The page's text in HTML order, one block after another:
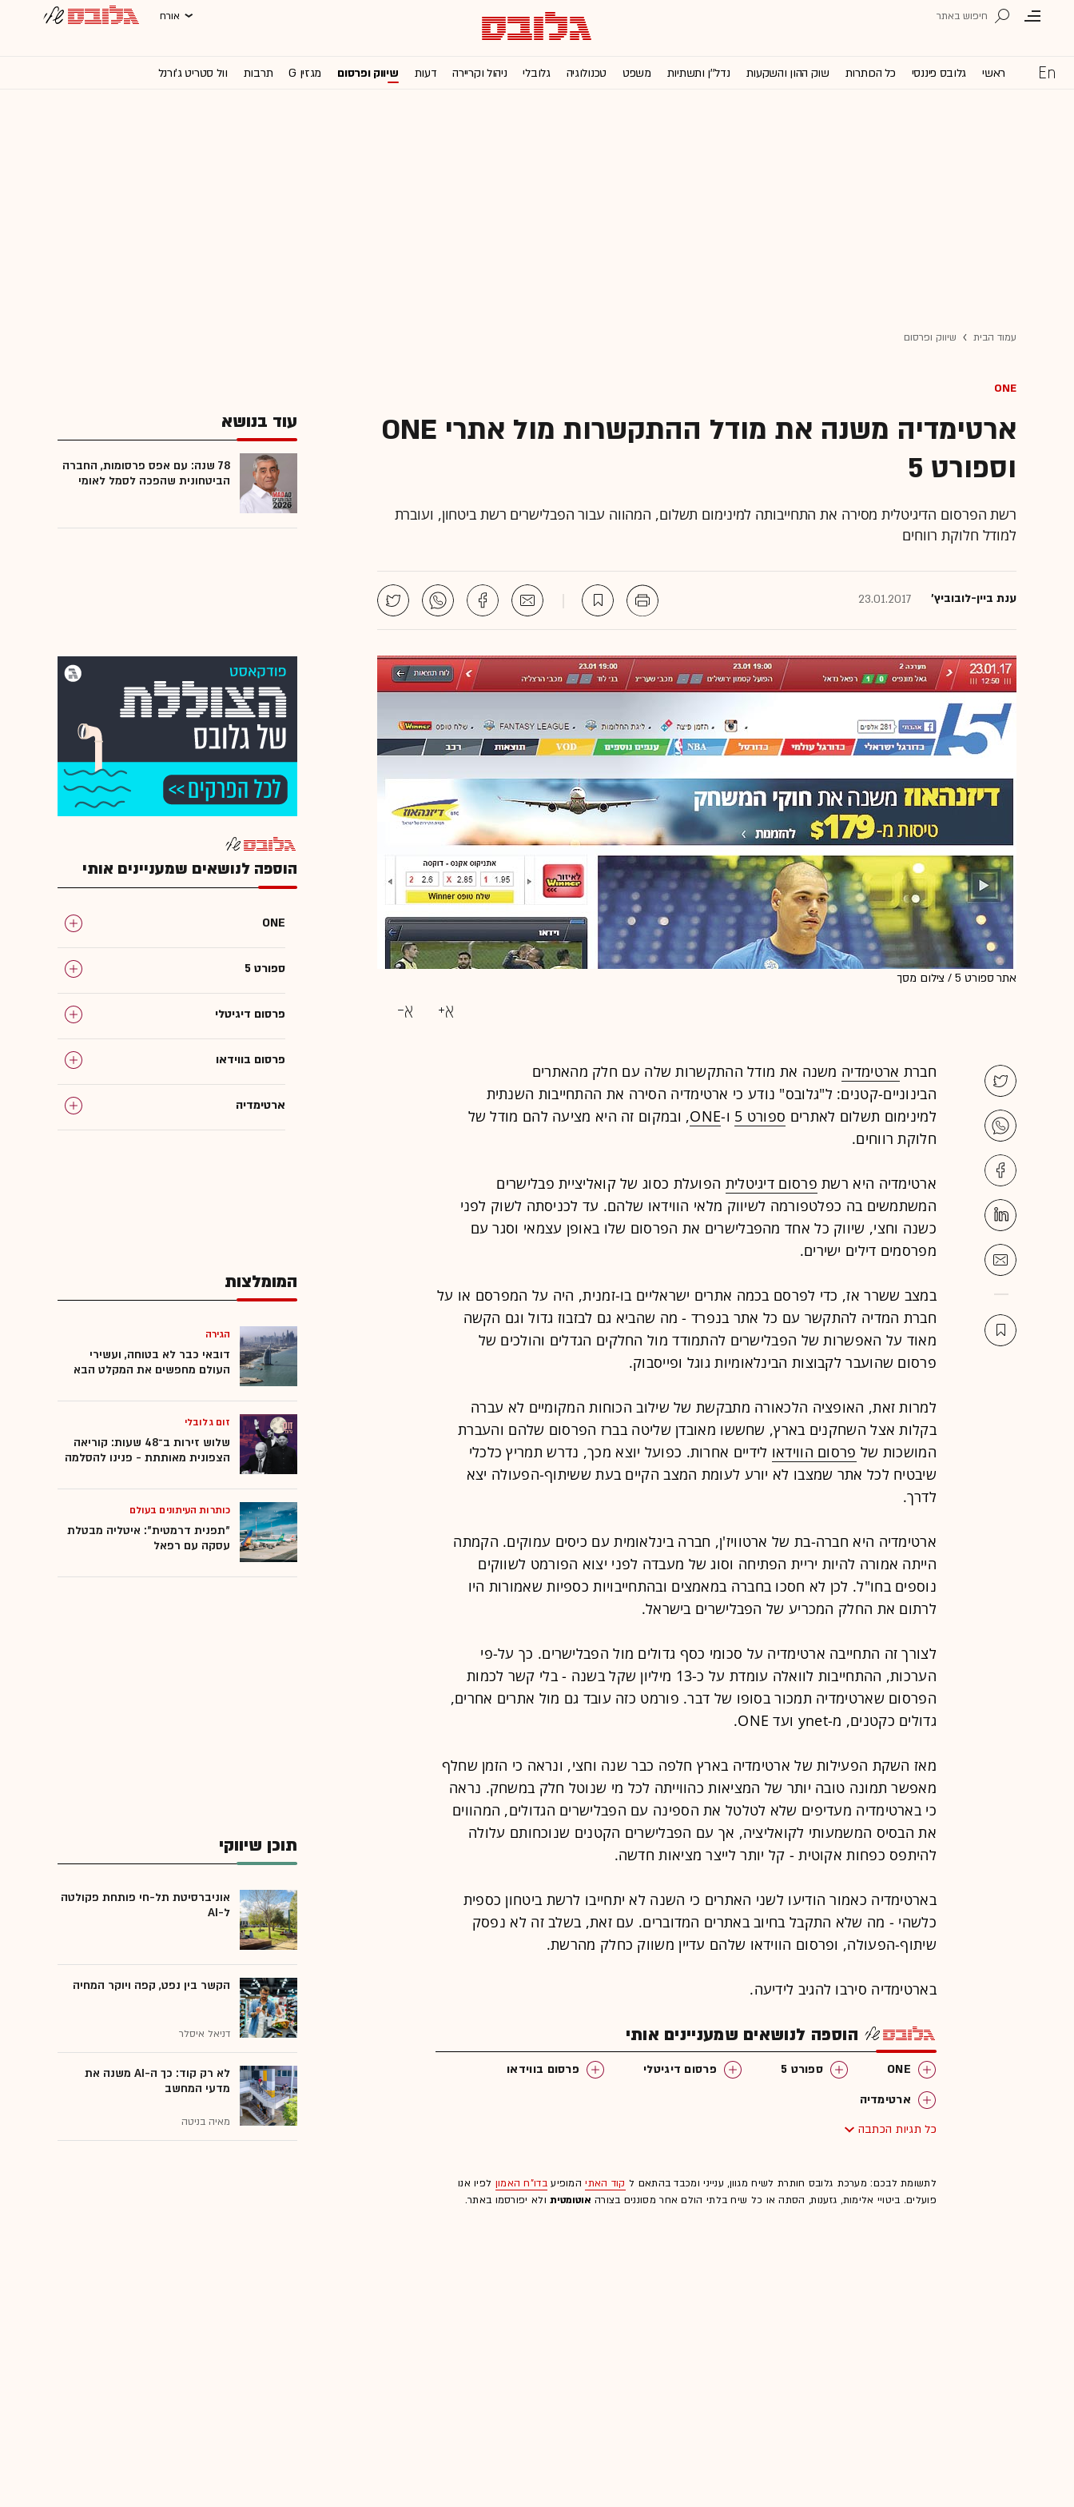
אורח
ראשי גלובס פיננסי כל הכותרות שוק ההון והשקעות נדל''ן ותשתיות משפט טכנולוגיה גלובלי ניהול וקריירה דעות שיווק ופרסום מגזין G תרבות וול סטריט ג'ורנל
עמוד הבית שיווק ופרסום
ONE
ארטימדיה משנה את מודל ההתקשרות מול אתרי ONE
וספורט 5
רשת הפרסום הדיגיטלית מסירה את התחייבותה למינימום תשלום, המהווה עבור הפבלישרים רשת ביטחון, ועוברת
למודל חלוקת רווחים
ענת ביין-לובוביץ' 23.01.2017
אתר ספורט 5 / צילום מסך
חברת ארטימדיה משנה את מודל ההתקשרות שלה עם חלק מהאתרים
הבינוניים-קטנים: ל"גלובס" נודע כי ארטימדיה הסירה את ההתחייבות השנתית
למינימום תשלום לאתרים ספורט 5 ו-ONE, ובמקום זה היא מציעה להם מודל של
חלוקת רווחים.
ארטימדיה היא רשת פרסום דיגיטלית הפועלת כסוג של קואליציית פבלישרים
המשתמשים בה כפלטפורמה לשיווק מלאי הווידאו שלהם. עד לכניסתה לשוק לפני
כשנה וחצי, שיווק כל אחד מהפבלישרים את הפרסום שלו באופן עצמאי וסגר עם
מפרסמים דילים ישירים.
במצב ששרר אז, כדי לפרסם בכמה אתרים ישראליים בו-זמנית, היה על המפרסם או על
חברת המדיה להתקשר עם כל אתר בנפרד - מה שהביא גם לבזבוז גדול וגם הקשה
מאוד על האפשרות של הפבלישרים להתמודד מול החלקים הגדלים והולכים של
פרסום שהועבר לקבוצות הבינלאומיות גוגל ופייסבוק.
למרות זאת, האופציה הלכאורה מתבקשת של שילוב הכוחות המקומיים לא עברה
בקלות אצל השחקנים בארץ, שחששו מאובדן שליטה בברז הפרסום שלהם והעברת
המושכות של פרסום הווידאו לידיים אחרות. כפועל יוצא מכך, נדרש תמריץ כלכלי
שיבטיח לכל אתר שמצבו לא יורע לעומת המצב הקיים בעת ששיתוף-הפעולה יצא
לדרך.
ארטימדיה היא חברה-בת של ארטוויז'ן, חברה בינלאומית עם כיסים עמוקים. הקמתה
הייתה אמורה להיות יריית הפתיחה וסוג של מעבדה לפני יצוא הפורמט לשווקים
נוספים בחו"ל. לכן לא חסכו בחברה במאמצים ובהתחייבויות כספיות שאמורות היו
לרתום את החלק המכריע של הפבלישרים בישראל.
לצורך זה התחייבה ארטימדיה על סכומי כסף גדולים מול הפבלישרים. כך על-פי
הערכות, ההתחייבות לוואלה עומדת על כ-13 מיליון שקל בשנה - בלי קשר לכמות
הפרסום שארטימדיה תמכור בסופו של דבר. פורמט כזה עובד גם מול אתרים אחרים,
גדולים כקטנים, מ-ynet ועד ONE.
מאז השקת הפעילות של ארטימדיה בארץ חלפה כבר שנה וחצי, ונראה כי הזמן שחלף
מאפשר תמונה טובה יותר של המציאות כהווייתה לכל מי שנוטל חלק במשחק. נראה
כי בארטימדיה מעדיפים שלא לטלטל את הספינה עם הפבלישרים הגדולים, המהווים
את הבסיס המשמעותי לקואליציה, אך עם הפבלישרים הקטנים שנוכחותם עלולה
להיתפס כפחות אקוטית - קל יותר לייצר מציאות חדשה.
בארטימדיה כאמור הודיעו לשני האתרים כי השנה לא יתחייבו לרשת ביטחון כספית
כלשהי - מה שלא התקבל בחיוב באתרים המדוברים. עם זאת, בשלב זה לא נפסק
שיתוף-הפעולה, ופרסום הווידאו שלהם עדיין משווק כחלק מהרשת.
בארטימדיה סירבו להגיב לידיעה.
הוספה לנושאים שמעניינים אותי
ONE ספורט 5 פרסום דיגיטלי
פרסום בווידאו
ארטימדיה
כל תגיות הכתבה
לתשומת לבכם: מערכת גלובס חותרת לשיח מגוון, ענייני ומכבד בהתאם ל קוד האתיהמופיעבדו"ח האמון לפיו אנו
פועלים. ביטויי אלימות, גזענות, הסתה או כל שיח בלתי הולם אחר מסוננים בצורה אוטומטיתולא יפורסמו באתר.
עוד בנושא
78 שנה: עם אפס פרסומות, החברה
הביטחונית שהפכה לסמל לאומי
הוספה לנושאים שמעניינים אותי
ONE
ספורט 5
פרסום דיגיטלי
פרסום בווידאו
ארטימדיה
המומלצות
הגירה
דובאי כבר לא בטוחה, ועשירי
העולם מחפשים את המקלט הבא
זום גלובלי
שלוש זירות ב־48 שעות: קוריאה
הצפונית מאותתת - פנינו להסלמה
כותרות העיתונים בעולם
"תפנית דרמטית": איטליה מבטלת
עסקה עם רפאל
תוכן שיווקי
אוניברסיטת תל-חי פותחת פקולטה
ל-AI
הקשר בין נפט, קפה ויוקר המחיה
דניאל איסלר
לא רק קוד: כך ה-AI משנה את
מדעי המחשב
מאיה בניטה